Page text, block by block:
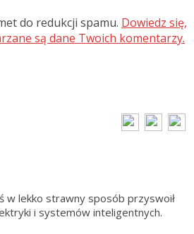
do redukcji spamu. Dowiedz się,
są dane Twoich komentarzy.
w lekko strawny sposób przyswoił
i systemów inteligentnych.